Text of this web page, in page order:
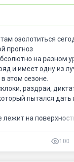
озолотиться
прогноз
на разном
и имеет одну из
этом сезоне.
раздраи,
пытался дать
лежит на
100